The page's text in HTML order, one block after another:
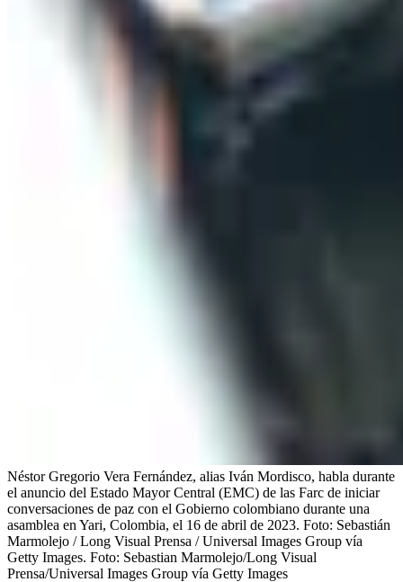
Néstor Gregorio Vera Fernández, alias Iván Mordisco, habla durante
el anuncio del Estado Mayor Central (EMC) de las Farc de iniciar
conversaciones de paz con el Gobierno colombiano durante una
asamblea en Yari, Colombia, el 16 de abril de 2023. Foto: Sebastián
Marmolejo / Long Visual Prensa / Universal Images Group vía
Getty Images. Foto: Sebastian Marmolejo/Long Visual
Prensa/Universal Images Group vía Getty Images